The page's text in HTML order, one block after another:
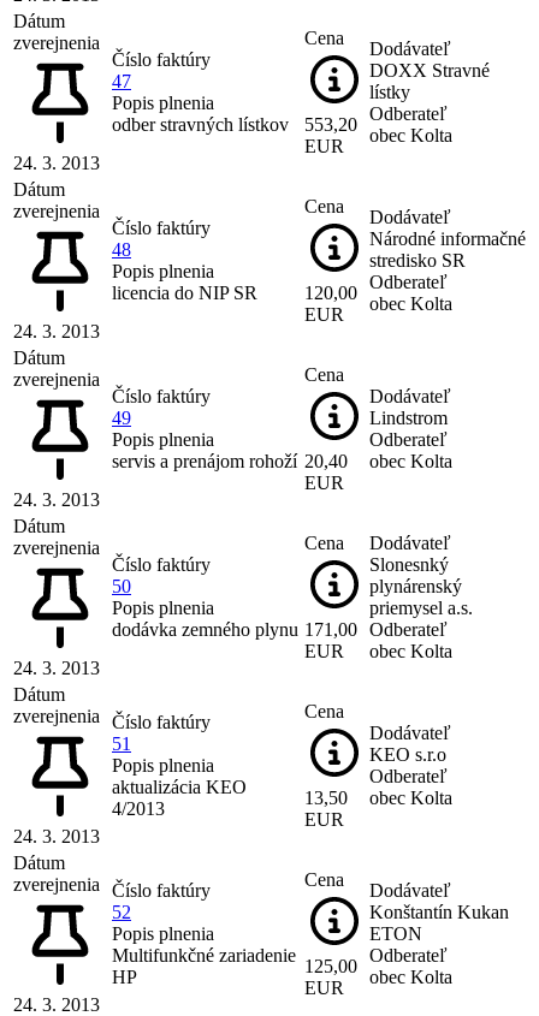
Dátum
zverejnenia
24. 3. 2013
Číslo faktúry
47
Popis plnenia
odber stravných lístkov
Cena
553,20
EUR
Dodávateľ
DOXX Stravné
lístky
Odberateľ
obec Kolta
Dátum
zverejnenia
24. 3. 2013
Číslo faktúry
48
Popis plnenia
licencia do NIP SR
Cena
120,00
EUR
Dodávateľ
Národné informačné
stredisko SR
Odberateľ
obec Kolta
Dátum
zverejnenia
24. 3. 2013
Číslo faktúry
49
Popis plnenia
servis a prenájom rohoží
Cena
20,40
EUR
Dodávateľ
Lindstrom
Odberateľ
obec Kolta
Dátum
zverejnenia
24. 3. 2013
Číslo faktúry
50
Popis plnenia
dodávka zemného plynu
Cena
171,00
EUR
Dodávateľ
Slonesnký
plynárenský
priemysel a.s.
Odberateľ
obec Kolta
Dátum
zverejnenia
24. 3. 2013
Číslo faktúry
51
Popis plnenia
aktualizácia KEO
4/2013
Cena
13,50
EUR
Dodávateľ
KEO s.r.o
Odberateľ
obec Kolta
Dátum
zverejnenia
24. 3. 2013
Číslo faktúry
52
Popis plnenia
Multifunkčné zariadenie
HP
Cena
125,00
EUR
Dodávateľ
Konštantín Kukan
ETON
Odberateľ
obec Kolta